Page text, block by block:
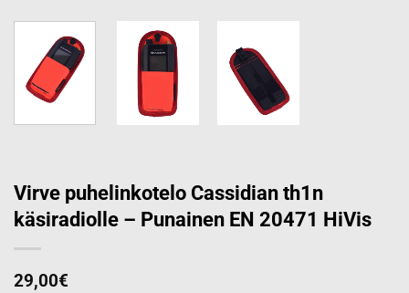
Virve puhelinkotelo Cassidian th1n
käsiradiolle – Punainen EN 20471 HiVis
29,00€